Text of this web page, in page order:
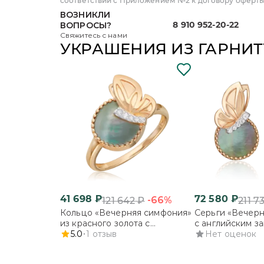
ВОЗНИКЛИ
ВОПРОСЫ?
Свяжитесь с нами
8 910 952-20-22
УКРАШЕНИЯ ИЗ
41 698 ₽121 642₽ -66%
Кольцо «Вечерняя симфония»
из красного золота с
перламутром и фианитами
5.0 1 отзыв
72 580₽211
Серьги
с английским
красного золота
Нет оценок